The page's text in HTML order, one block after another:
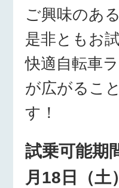
ご興味のあ
是非ともお
快適自転車
が広がるこ
す！
試乗可能
月18日（土）